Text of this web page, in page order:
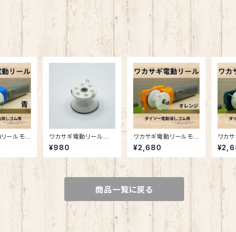
ールモ
ソー電消
ワカサギ電動リール専
用スプール
¥980
ワカサギ電動リールモ
ジュール（ダイソー電消
し用・オレンジ）
¥2,680
ワカ
ジュ
し用・
商品一覧に戻る